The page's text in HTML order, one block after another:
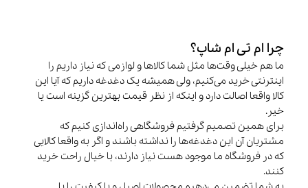
چرا ام تی ام شاپ؟
ما هم خیلی وقت‌ها مثل شما کالاها و لوازمی که نیاز داریم را
اینترنتی خرید می‌کنیم، ولی همیشه یک دغدغه داریم که آیا این
کالا واقعا اصالت دارد و اینکه از نظر قیمت بهترین گزینه است یا
خیر.
برای همین تصمیم گرفتیم فروشگاهی راه‌اندازی کنیم که
مشتریان آن این دغدغه‌ها را نداشته باشند و اگر به واقعا کالایی
که در فروشگاه ما موجود هست نیاز دارند، با خیال راحت خرید
کنند.